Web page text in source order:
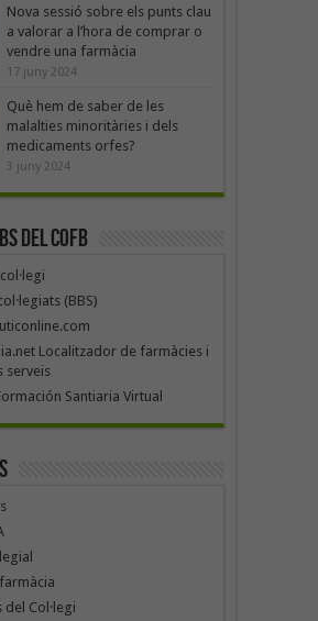
Nova sessió sobre els punts clau
a valorar a l’hora de comprar o
vendre una farmàcia
17 juny 2024
Què hem de saber de les
malalties minoritàries i dels
medicaments orfes?
3 juny 2024
del COFB
(BBS)
Localitzador de farmàcies i
serveis
Santiaria Virtual
del Col·legi